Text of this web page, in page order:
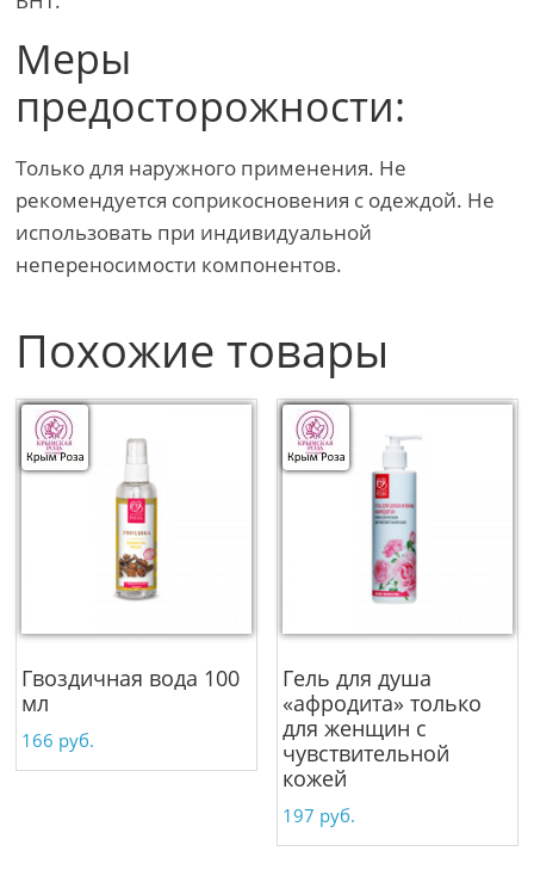
Меры
предосторожности:
Только для наружного применения. Не
рекомендуется соприкосновения с одеждой. Не
использовать при индивидуальной
непереносимости компонентов.
Похожие товары
Гвоздичная вода 100
мл
166 руб.
Гель для душа
«афродита» только
для женщин c
чувствительной
кожей
197 руб.